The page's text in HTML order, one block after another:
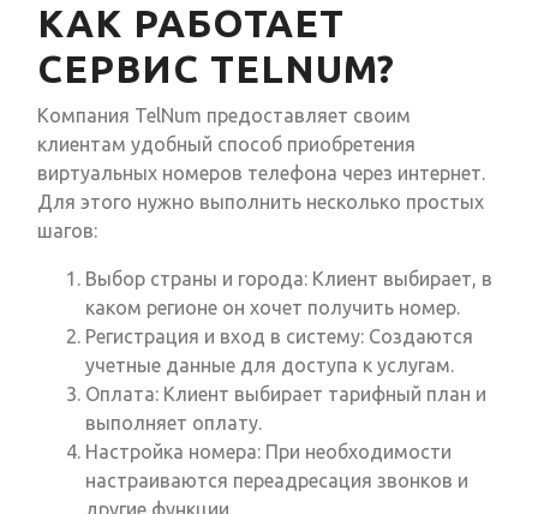
КАК РАБОТАЕТ
СЕРВИС TELNUM?
Компания TelNum предоставляет своим
клиентам удобный способ приобретения
виртуальных номеров телефона через интернет.
Для этого нужно выполнить несколько простых
шагов:
Выбор страны и города: Клиент выбирает, в
каком регионе он хочет получить номер.
Регистрация и вход в систему: Создаются
учетные данные для доступа к услугам.
Оплата: Клиент выбирает тарифный план и
выполняет оплату.
Настройка номера: При необходимости
настраиваются переадресация звонков и
другие функции.